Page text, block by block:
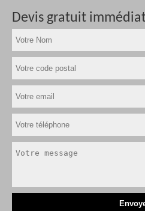
Devis gratuit